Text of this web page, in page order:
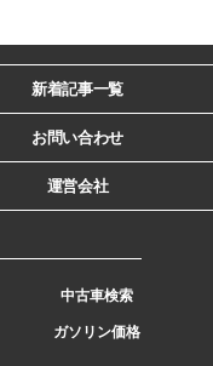
新着記事一覧
お問い合わせ
運営会社
中古車検索
ガソリン価格